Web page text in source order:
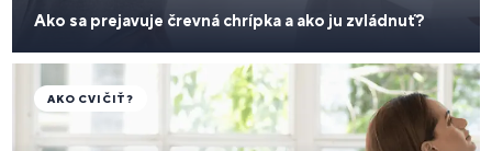
Ako sa prejavuje črevná chrípka a ako ju zvládnuť?
AKO CVIČIŤ?